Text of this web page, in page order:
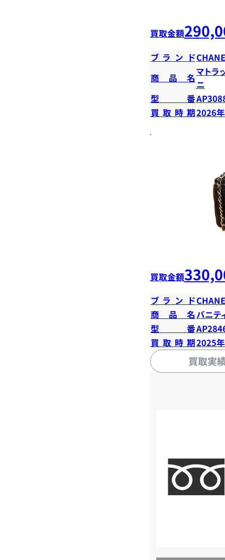
買取金額
ブランド
商品名
マトラ
ニ
型番
買取時期2026
買取金額
ブランド
商品名バニテ
型番
買取時期2025
買取実